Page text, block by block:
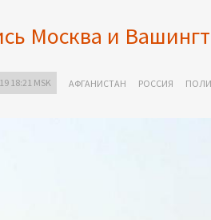
Москва и
18:21 MSK АФГАНИСТАН РОССИЯ